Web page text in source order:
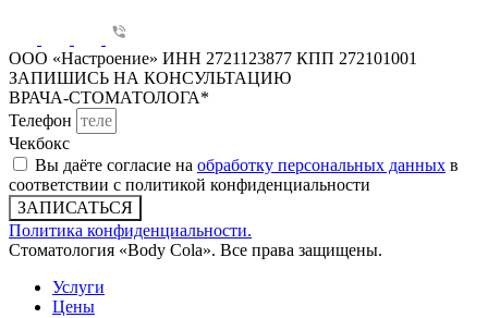
ООО «Настроение» ИНН 2721123877 КПП 272101001
ЗАПИШИСЬ НА КОНСУЛЬТАЦИЮ
ВРАЧА-СТОМАТОЛОГА*
Телефон
Чекбокс
Вы даёте согласие на обработку персональных данных в
соответствии с политикой конфиденциальности
ЗАПИСАТЬСЯ
Политика конфиденциальности.
Стоматология «Body Cola». Все права защищены.
Услуги
Цены